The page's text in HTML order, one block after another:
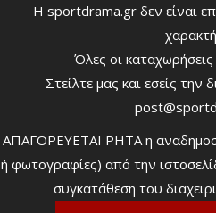
Η sportdrama.gr δεν είναι
Όλες οι
Στείλτε μας και εσείς την
ΑΠΑΓΟΡΕΥΕΤΑΙ ΡΗΤΑ η
ή φωτογραφίες) από την
συγκατάθεση του